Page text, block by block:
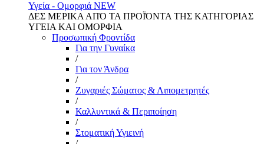
Υγεία - Ομορφιά NEW
ΔΕΣ ΜΕΡΙΚΑ ΑΠΌ ΤΑ ΠΡΟΪΌΝΤΑ ΤΗΣ ΚΑΤΗΓΟΡΙΑΣ
ΥΓΕΙΑ ΚΑΙ ΟΜΟΡΦΙΑ
Προσωπική Φροντίδα
Για την Γυναίκα
/
Για τον Άνδρα
/
Ζυγαριές Σώματος & Λιπομετρητές
/
Καλλυντικά & Περιποίηση
/
Στοματική Υγιεινή